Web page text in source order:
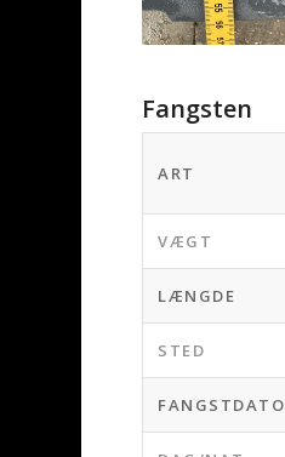
Fangsten
ART
VÆGT
LÆNGDE
STED
FANGSTDATO